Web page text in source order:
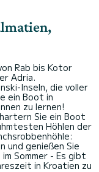
Rab bis Kotor
Adria.
Inseln, die voller
ein Boot in
zu lernen!
Sie ein Boot
Höhlen der
und genießen Sie
Sommer - Es gibt
in Kroatien zu